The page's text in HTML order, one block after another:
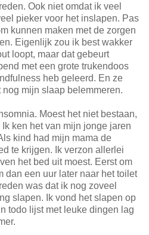
Ook niet omdat ik veel
pieker voor het inslapen. Pas
kunnen maken met de zorgen
Eigenlijk zou ik best wakker
loopt, maar dat gebeurt
met een grote trukendoos
heb geleerd. En ze
mijn slaap belemmeren.
Moest het niet bestaan,
ken het van mijn jonge jaren
kind had mijn mama de
te krijgen. Ik verzon allerlei
het bed uit moest. Eerst om
dan een uur later naar het toilet
was dat ik nog zoveel
slapen. Ik vond het slapen op
todo lijst met leuke dingen lag